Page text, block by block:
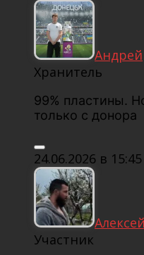
Андрей
Хранитель
99% пластины.
только с донора
24.06.2026 в 15:45
Алексей
Участник